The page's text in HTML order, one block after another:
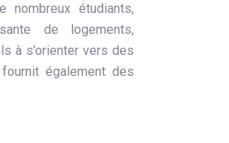
nombreux étudiants,
de logements,
à s’orienter vers des
également des